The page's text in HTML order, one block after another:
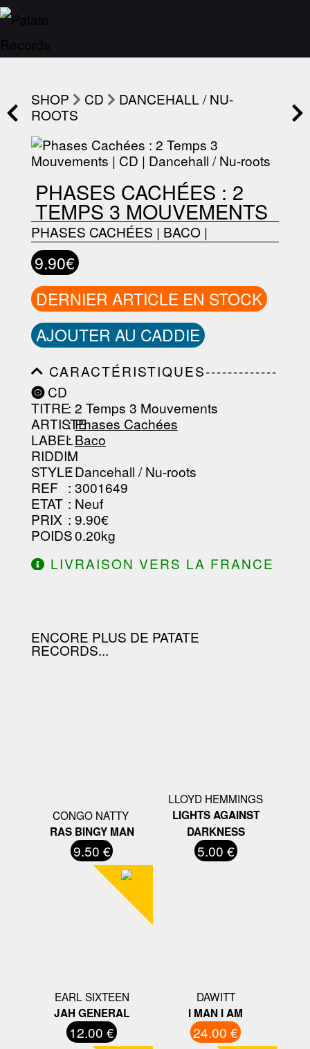
SHOP CD
DANCEHALL / NU-
ROOTS
PHASES CACHÉES : 2
TEMPS 3 MOUVEMENTS
PHASES CACHÉES | BACO|
9.90€
DERNIER ARTICLE EN STOCK
AJOUTER AU CADDIE
CARACTÉRISTIQUES-------------
-----------------------------------------
-----------------------------------------
-----------------------------------------
-----------------------------------------
--------------------------------
CD
TITRE: 2 Temps 3 Mouvements
ARTISTE
:Phases Cachées
LABEL
:Baco
RIDDIM
:
STYLE: Dancehall / Nu-roots
REF : 3001649
ETAT : Neuf
PRIX : 9.90€
POIDS: 0.20kg
LIVRAISON VERS LA FRANCE
ENCORE PLUS DE PATATE
RECORDS...
CONGO NATTY ‎
RAS BINGY MAN
9.50 €
LLOYD HEMMINGS
LIGHTS AGAINST
DARKNESS
5.00 €
EARL SIXTEEN
JAH GENERAL
12.00 €
DAWITT
I MAN I AM
24.00 €